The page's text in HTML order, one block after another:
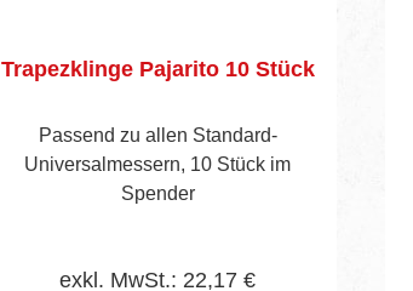
Trapezklinge Pajarito 10 Stück
Passend zu allen Standard-
Universalmessern, 10 Stück im
Spender
exkl. MwSt.: 22,17 €